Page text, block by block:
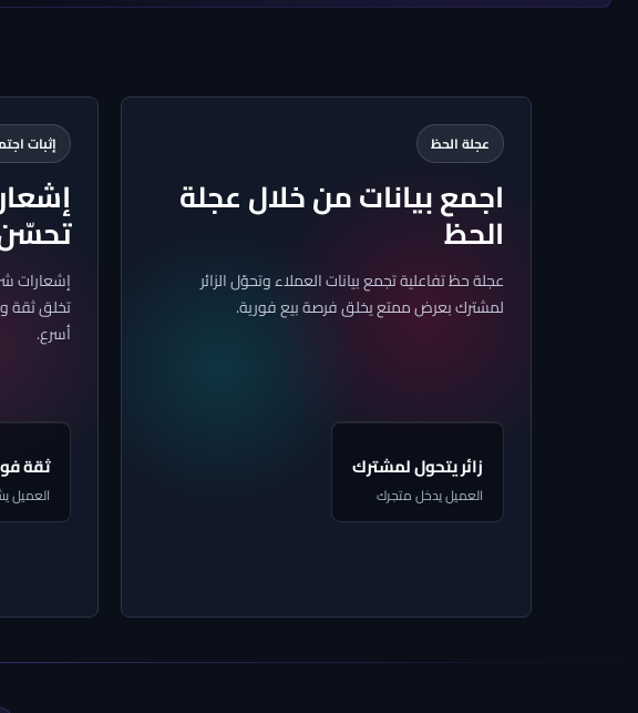
عجلة الحظ
اجمع بيانات من خلال عجلة
الحظ
عجلة حظ تفاعلية تجمع بيانات العملاء وتحوّل الزائر
لمشترك بعرض ممتع يخلق فرصة بيع فورية.
زائر يتحول لمشترك
العميل يدخل متجرك
عجلة الحظ
إثبات
إشعارات
تخلق ثقة
أسرع.
ثقة
العميل